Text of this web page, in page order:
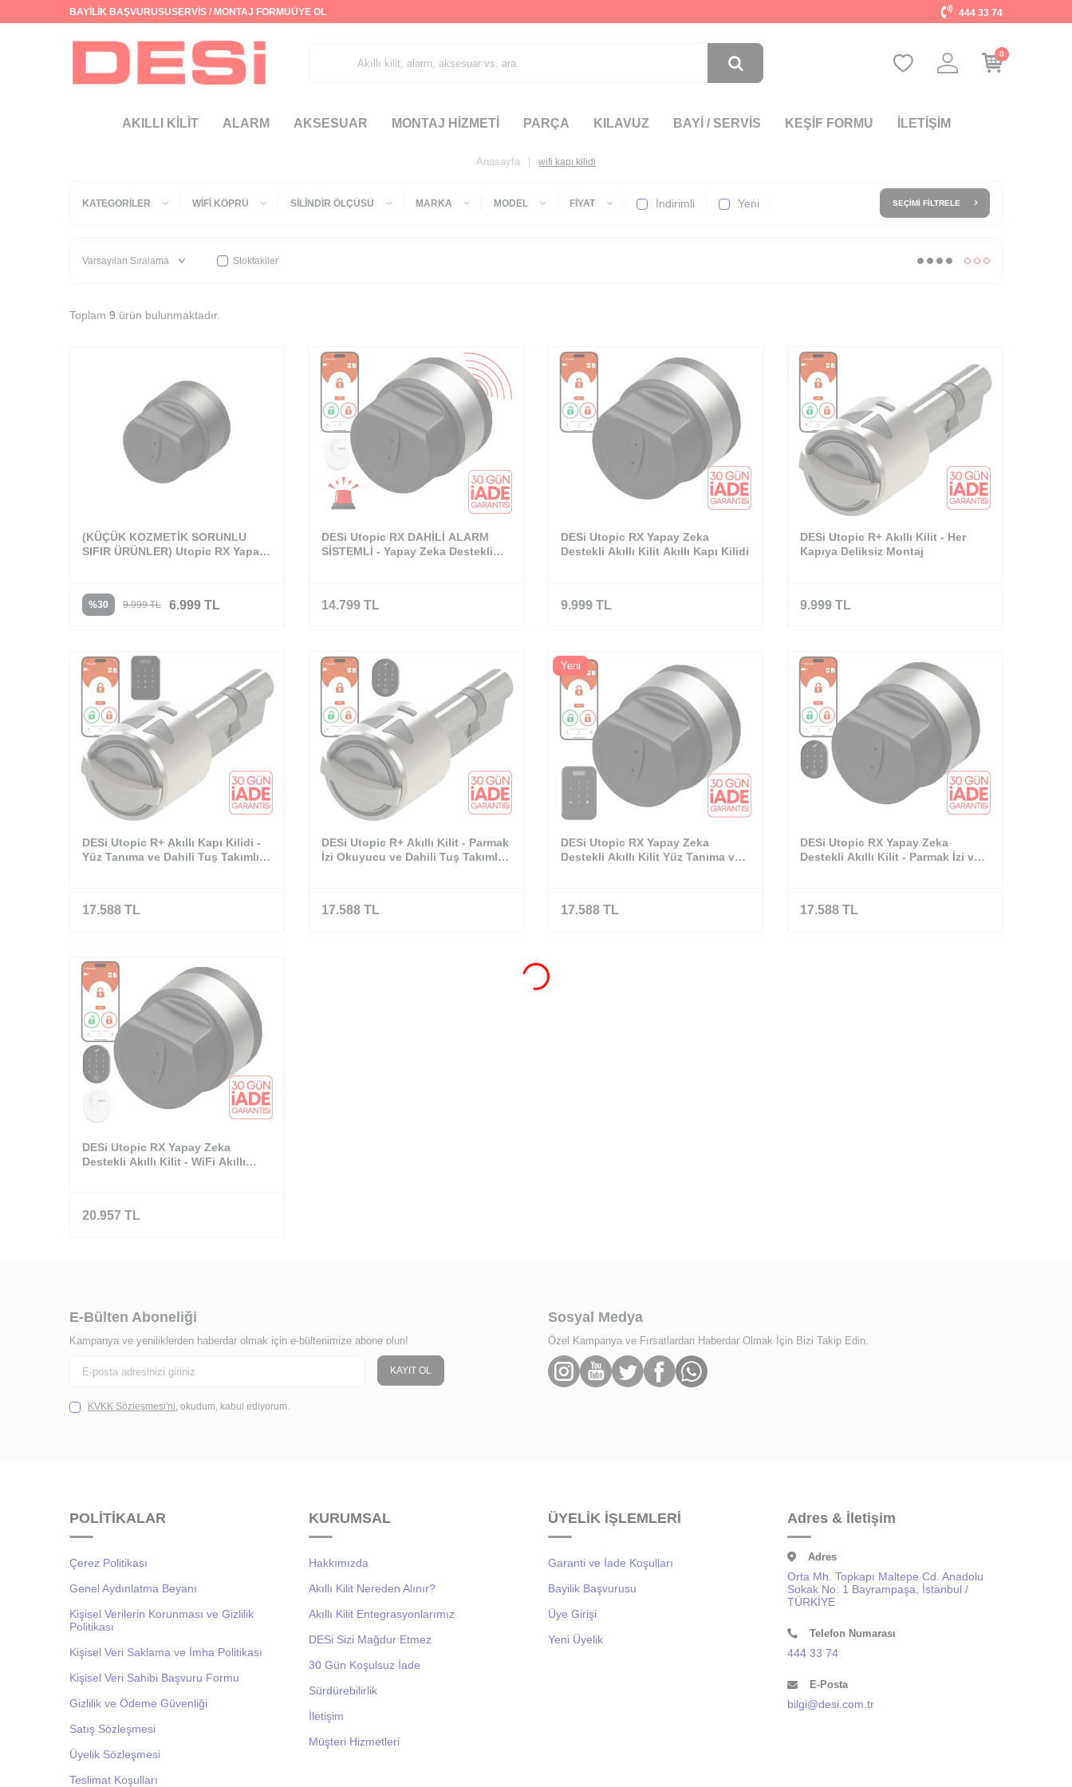
BAYİLİK BAŞVURUSUSERVİS / MONTAJ FORMUÜYE OL 444 33 74
0
AKILLI KİLİT ALARM AKSESUAR MONTAJ HİZMETİ PARÇA KILAVUZ BAYİ / SERVİS KEŞİF FORMU İLETİŞİM
Anasayfa wifi kapı kilidi
KATEGORILER WIFI KÖPRÜ SILINDIR ÖLÇÜSÜ MARKA MODEL FIYAT İndirimli Yeni SEÇIMI FILTRELE
Stoktakiler
Toplam 9 ürün bulunmaktadır.
(KÜÇÜK KOZMETİK SORUNLU
SIFIR ÜRÜNLER) Utopic RX Yapay
%30 9.999TL 6.999 TL
DESi Utopic RX DAHİLİ ALARM
SİSTEMLİ - Yapay Zeka Destekli
14.799 TL
DESi Utopic RX Yapay Zeka
Destekli Akıllı Kilit Akıllı Kapı Kilidi
9.999 TL
DESi Utopic R+ Akıllı Kilit - Her
Kapıya Deliksiz Montaj
9.999 TL
DESi Utopic R+ Akıllı Kapı Kilidi -
Yüz Tanıma ve Dahili Tuş Takımlı
17.588 TL
DESi Utopic R+ Akıllı Kilit - Parmak
İzi Okuyucu ve Dahili Tuş Takımlı
17.588 TL
Yeni
DESi Utopic RX Yapay Zeka
Destekli Akıllı Kilit Yüz Tanıma ve
17.588 TL
DESi Utopic RX Yapay Zeka
Destekli Akıllı Kilit - Parmak İzi ve
17.588 TL
DESi Utopic RX Yapay Zeka
Destekli Akıllı Kilit - WiFi Akıllı
20.957 TL
E-Bülten Aboneliği
Kampanya ve yeniliklerden haberdar olmak için e-bültenimize abone olun!
KAYIT OL
KVKK Sözleşmesi'ni, okudum, kabul ediyorum.
Sosyal Medya
Özel Kampanya ve Fırsatlardan Haberdar Olmak İçin Bizi Takip Edin.
POLİTİKALAR
Çerez Politikası
Genel Aydınlatma Beyanı
Kişisel Verilerin Korunması ve Gizlilik
Politikası
Kişisel Veri Saklama ve İmha Politikası
Kişisel Veri Sahibi Başvuru Formu
Gizlilik ve Ödeme Güvenliği
Satış Sözleşmesi
Üyelik Sözleşmesi
Teslimat Koşulları
KURUMSAL
Hakkımızda
Akıllı Kilit Nereden Alınır?
Akıllı Kilit Entegrasyonlarımız
DESi Sizi Mağdur Etmez
30 Gün Koşulsuz İade
Sürdürebilirlik
İletişim
Müşteri Hizmetleri
ÜYELİK İŞLEMLERİ
Garanti ve İade Koşulları
Bayilik Başvurusu
Üye Girişi
Yeni Üyelik
Adres & İletişim
Adres
Orta Mh. Topkapı Maltepe Cd. Anadolu
Sokak No: 1 Bayrampaşa, İstanbul /
TÜRKİYE
Telefon Numarası
444 33 74
E-Posta
bilgi@desi.com.tr